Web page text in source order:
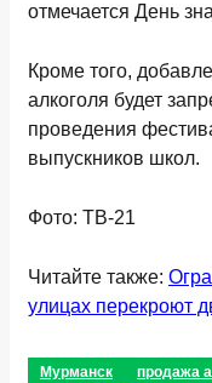
отмечается День
Кроме того,
алкоголя будет
проведения
выпускников школ.
Фото: ТВ-21
Читайте также:
улицах перекроют
Мурманск продажа